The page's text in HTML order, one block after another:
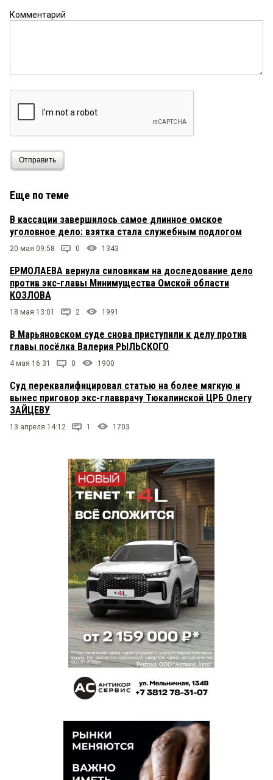
Комментарий
Отправить
Еще по теме
В кассации завершилось самое длинное омское
уголовное дело: взятка стала служебным подлогом
20 мая 09:58 0 1343
ЕРМОЛАЕВА вернула силовикам на доследование дело
против экс-главы Минимущества Омской области
КОЗЛОВА
18 мая 13:01 2 1991
В Марьяновском суде снова приступили к делу против
главы посёлка Валерия РЫЛЬСКОГО
4 мая 16:31 0 1900
Суд переквалифицировал статью на более мягкую и
вынес приговор экс-главврачу Тюкалинской ЦРБ Олегу
ЗАЙЦЕВУ
13 апреля 14:12 1 1703